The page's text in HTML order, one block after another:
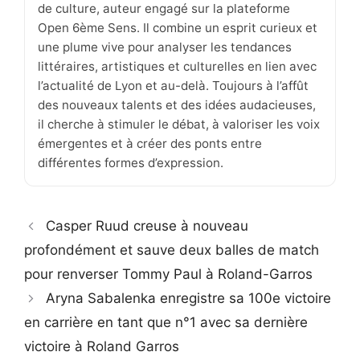
de culture, auteur engagé sur la plateforme
Open 6ème Sens. Il combine un esprit curieux et
une plume vive pour analyser les tendances
littéraires, artistiques et culturelles en lien avec
l’actualité de Lyon et au-delà. Toujours à l’affût
des nouveaux talents et des idées audacieuses,
il cherche à stimuler le débat, à valoriser les voix
émergentes et à créer des ponts entre
différentes formes d’expression.
Casper Ruud creuse à nouveau
profondément et sauve deux balles de match
pour renverser Tommy Paul à Roland-Garros
Aryna Sabalenka enregistre sa 100e victoire
en carrière en tant que n°1 avec sa dernière
victoire à Roland Garros